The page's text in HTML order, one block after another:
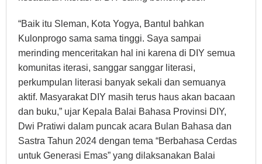
“Baik itu Sleman, Kota Yogya, Bantul bahkan
Kulonprogo sama sama tinggi. Saya sampai
merinding menceritakan hal ini karena di DIY semua
komunitas iterasi, sanggar sanggar literasi,
perkumpulan literasi banyak sekali dan semuanya
aktif. Masyarakat DIY masih terus haus akan bacaan
dan buku,” ujar Kepala Balai Bahasa Provinsi DIY,
Dwi Pratiwi dalam puncak acara Bulan Bahasa dan
Sastra Tahun 2024 dengan tema “Berbahasa Cerdas
untuk Generasi Emas” yang dilaksanakan Balai